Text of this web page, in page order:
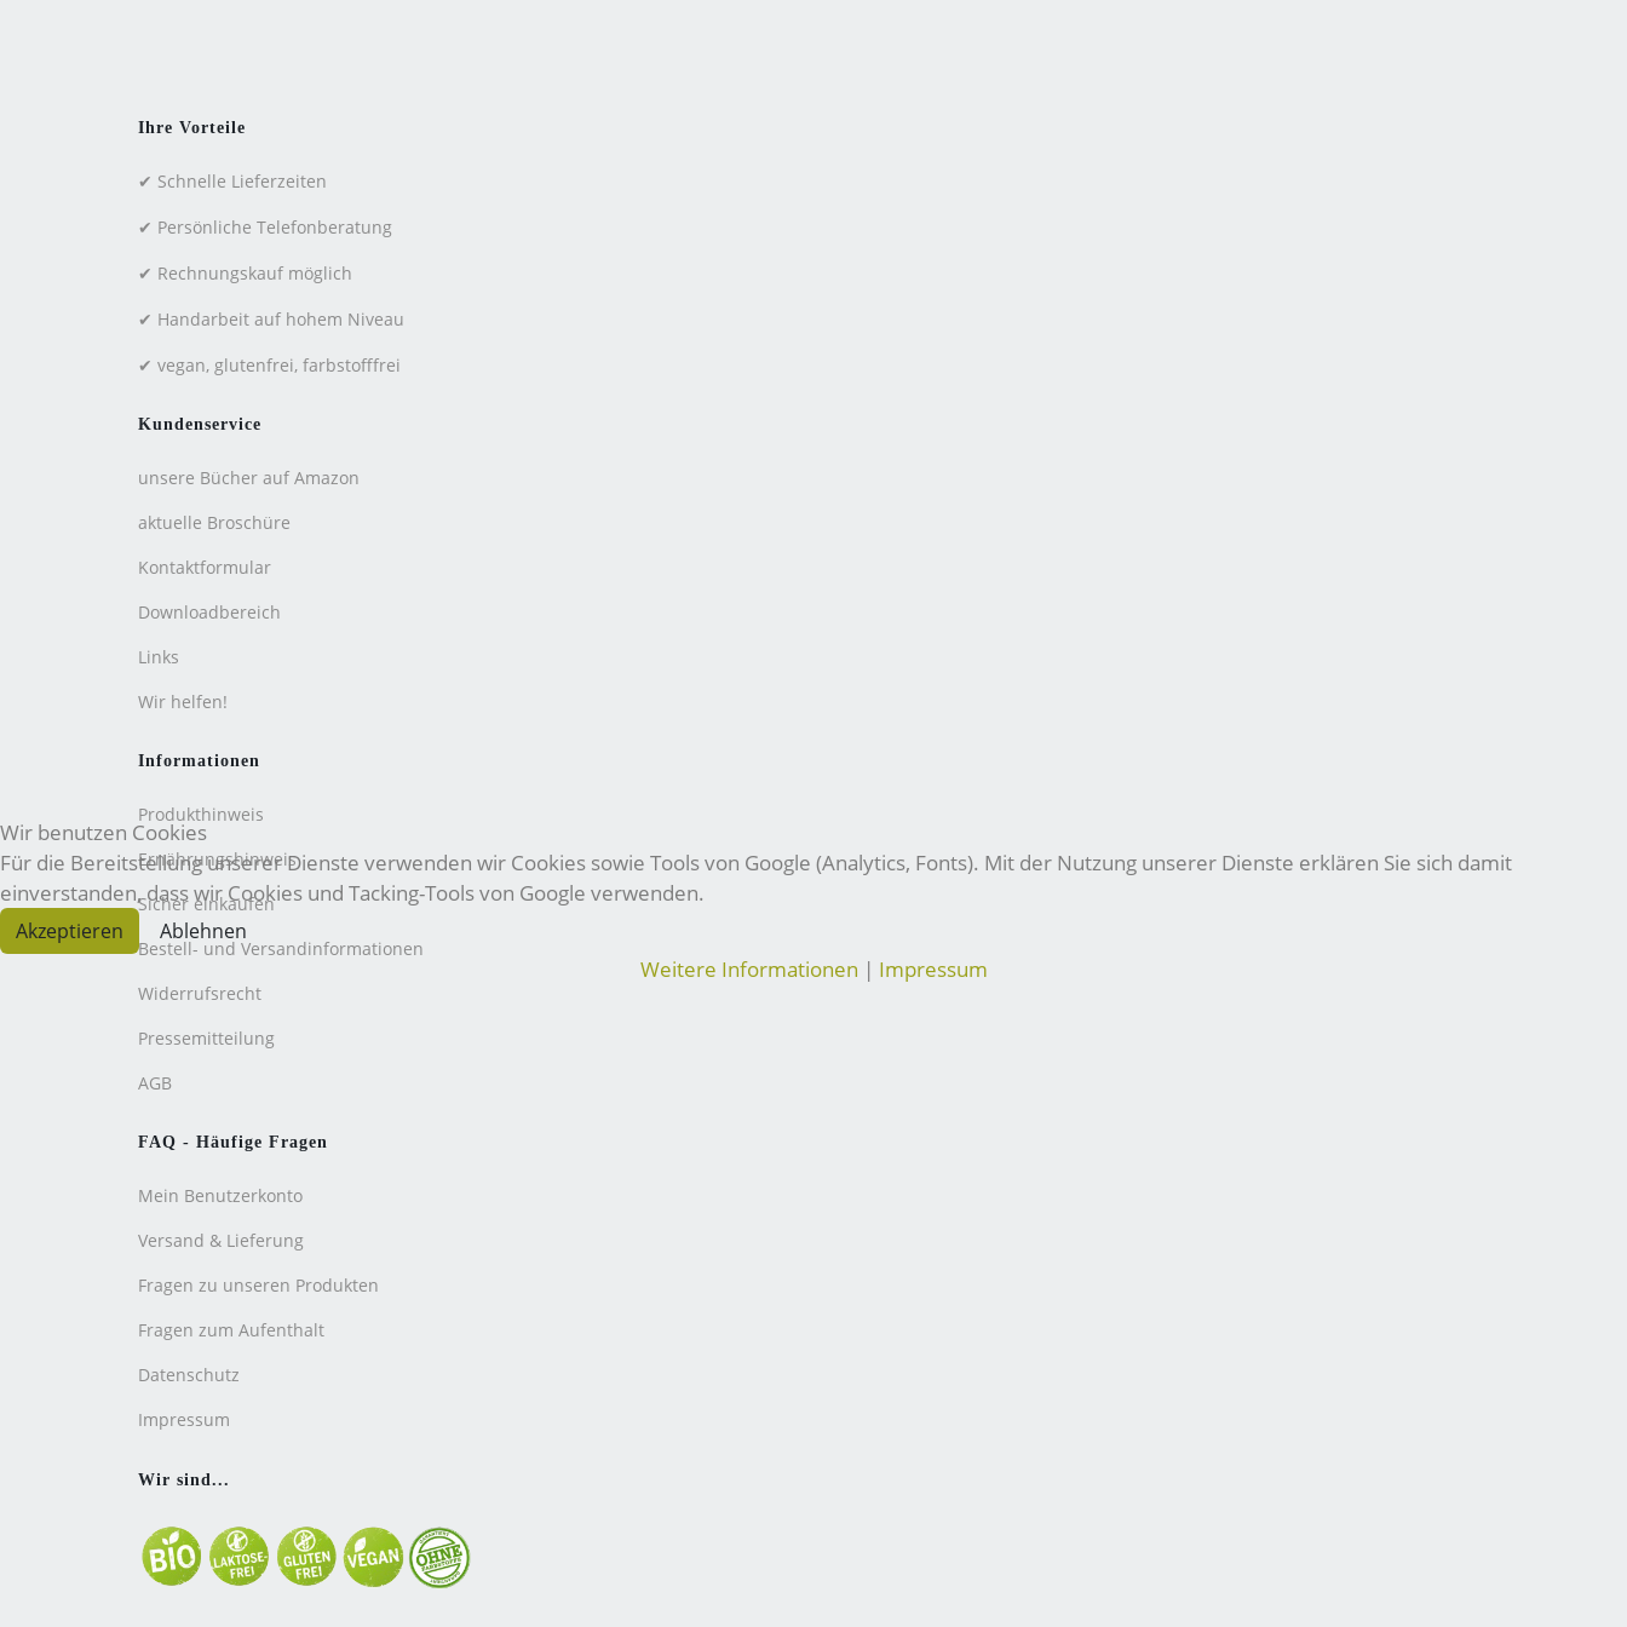
Ihre Vorteile
✔ Schnelle Lieferzeiten
✔ Persönliche Telefonberatung
✔ Rechnungskauf möglich
✔ Handarbeit auf hohem Niveau
✔ vegan, glutenfrei, farbstofffrei
Kundenservice
unsere Bücher auf Amazon
aktuelle Broschüre
Kontaktformular
Downloadbereich
Links
Wir helfen!
Informationen
Produkthinweis
Ernährungshinweis
Sicher einkaufen
Bestell- und Versandinformationen
Widerrufsrecht
Pressemitteilung
AGB
FAQ - Häufige Fragen
Mein Benutzerkonto
Versand & Lieferung
Fragen zu unseren Produkten
Fragen zum Aufenthalt
Datenschutz
Impressum
Wir sind...
Wir benutzen Cookies
Für die Bereitstellung unserer Dienste verwenden wir Cookies sowie Tools von Google (Analytics, Fonts). Mit der Nutzung unserer Dienste erklären Sie sich damit
einverstanden, dass wir Cookies und Tacking-Tools von Google verwenden.
Akzeptieren Ablehnen
Weitere Informationen | Impressum